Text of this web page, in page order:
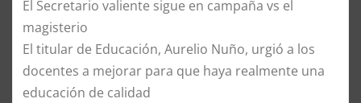
El Secretario valiente sigue en campaña vs el
magisterio
El titular de Educación, Aurelio Nuño, urgió a los
docentes a mejorar para que haya realmente una
educación de calidad